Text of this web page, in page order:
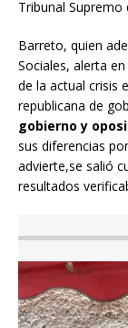
Tribunal Supremo
Barreto, quien
Sociales, alerta
de la actual crisis
republicana de
gobierno y
sus diferencias
advierte,se salió
resultados